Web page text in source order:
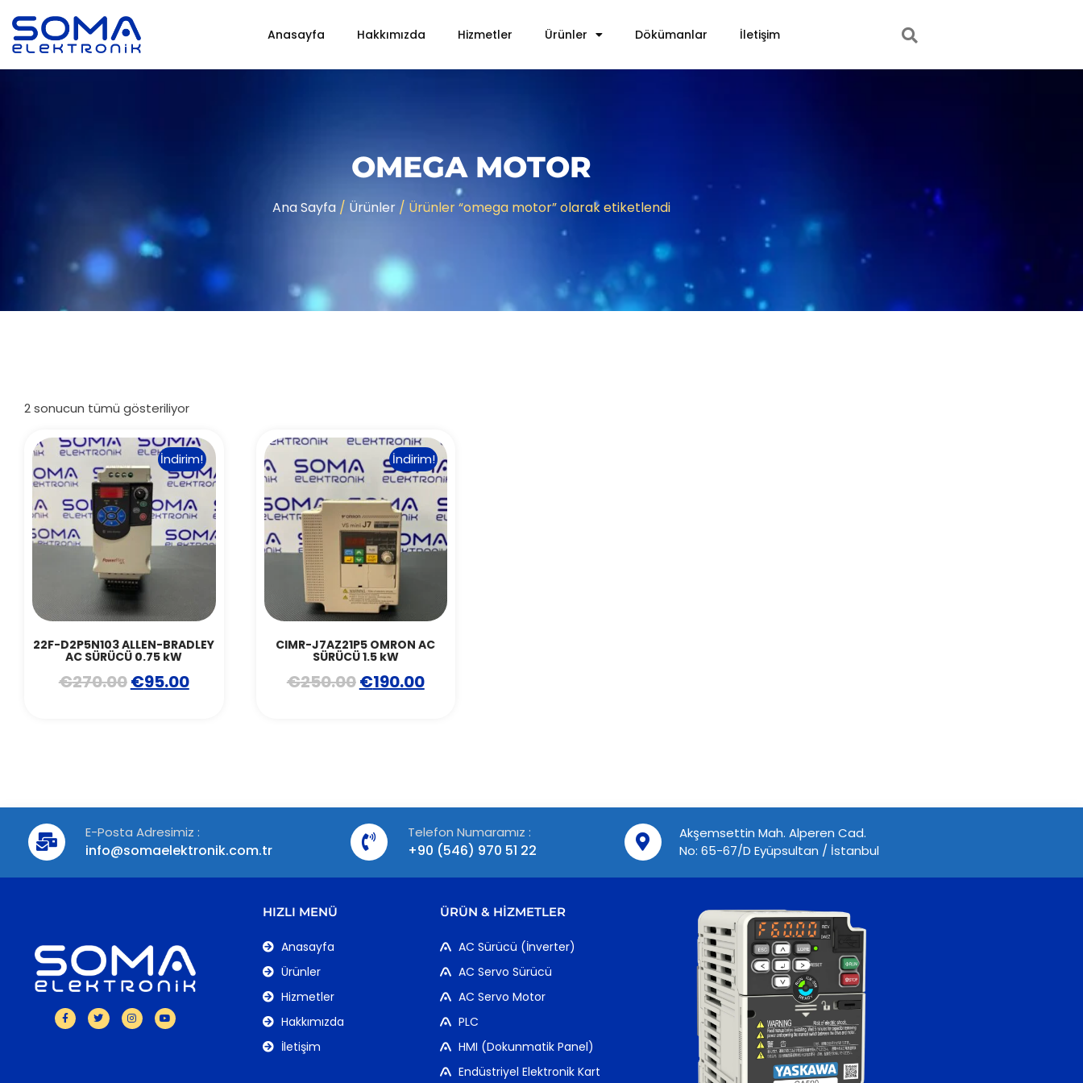
Anasayfa Hakkımızda Hizmetler Ürünler Dökümanlar İletişim
OMEGA MOTOR
Ana Sayfa / Ürünler / Ürünler “omega motor” olarak etiketlendi
2 sonucun tümü gösteriliyor
İndirim!
22F-D2P5N103 ALLEN-BRADLEY
AC SÜRÜCÜ 0.75 kW
€270.00€95.00
İndirim!
CIMR-J7AZ21P5 OMRON AC
SÜRÜCÜ 1.5 kW
€250.00€190.00
E-Posta Adresimiz :
info@somaelektronik.com.tr
Telefon Numaramız :
+90 (546) 970 51 22
Akşemsettin Mah. Alperen Cad.
No: 65-67/D Eyüpsultan / İstanbul
HIZLI MENÜ
Anasayfa
Ürünler
Hizmetler
Hakkımızda
İletişim
ÜRÜN & HIZMETLER
AC Sürücü (İnverter)
AC Servo Sürücü
AC Servo Motor
PLC
HMI (Dokunmatik Panel)
Endüstriyel Elektronik Kart